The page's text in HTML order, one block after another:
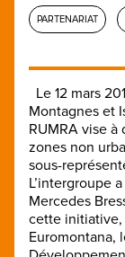
PARTENARIAT
Le 12 mars
Montagnes et
RUMRA vise
zones non
sous-
L’intergroupe
Mercedes
cette initiative,
Euromontana,